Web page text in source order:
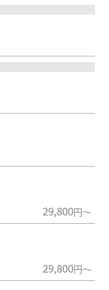
29,800円～
29,800円～